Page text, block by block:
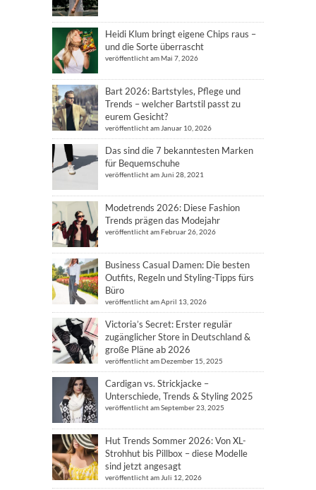
Heidi Klum bringt eigene Chips raus –
und die Sorte überrascht
veröffentlicht am Mai 7, 2026
Bart 2026: Bartstyles, Pflege und
Trends – welcher Bartstil passt zu
eurem Gesicht?
veröffentlicht am Januar 10, 2026
Das sind die 7 bekanntesten Marken
für Bequemschuhe
veröffentlicht am Juni 28, 2021
Modetrends 2026: Diese Fashion
Trends prägen das Modejahr
veröffentlicht am Februar 26, 2026
Business Casual Damen: Die besten
Outfits, Regeln und Styling-Tipps fürs
Büro
veröffentlicht am April 13, 2026
Victoria’s Secret: Erster regulär
zugänglicher Store in Deutschland &
große Pläne ab 2026
veröffentlicht am Dezember 15, 2025
Cardigan vs. Strickjacke –
Unterschiede, Trends & Styling 2025
veröffentlicht am September 23, 2025
Hut Trends Sommer 2026: Von XL-
Strohhut bis Pillbox – diese Modelle
sind jetzt angesagt
veröffentlicht am Juli 12, 2026